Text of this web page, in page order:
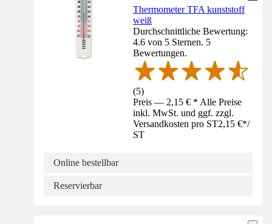
Thermometer TFA kunststoff
weiß
Durchschnittliche Bewertung:
4.6 von 5 Sternen. 5
Bewertungen.
(5)
Preis — 2,15 € * Alle Preise
inkl. MwSt. und ggf. zzgl.
Versandkosten pro ST2,15 €*/
ST
Online bestellbar
Reservierbar